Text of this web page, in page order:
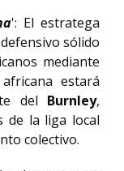
': El estratega
sólido
mediante
estará
del Burnley,
de la liga local
colectivo.